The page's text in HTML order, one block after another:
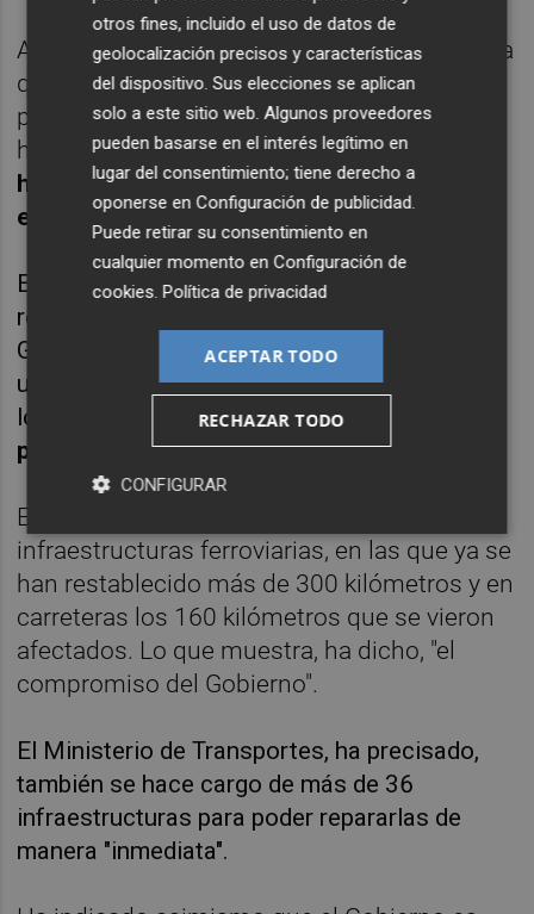
Asimismo ha hecho referencia a la moratoria
que se ha aprobado a los pagos de los
préstamos, bien personales, bien
hipotecarios, que "en el tejido productivo
hemos cuantificado en 600 millones de
euros de liquidez".
El ministro ha hecho referencia a los tres
reales decretos leyes que ha aprobado el
Gobierno el 5, el 11 y el 28 de noviembre por
un importe de ayudas de 16.600 millones, de
los que
más de 8.500 millones son a fondo
perdido
En ese sentido se ha referido también a las
infraestructuras ferroviarias, en las que ya se
han restablecido más de 300 kilómetros y en
carreteras los 160 kilómetros que se vieron
afectados. Lo que muestra, ha dicho, "el
compromiso del Gobierno".
El Ministerio de Transportes, ha precisado,
también se hace cargo de más de 36
infraestructuras para poder repararlas de
manera "inmediata".
otros fines, incluido el uso de datos de
geolocalización precisos y características
del dispositivo. Sus elecciones se aplican
solo a este sitio web. Algunos proveedores
pueden basarse en el interés legítimo en
lugar del consentimiento; tiene derecho a
oponerse enConfiguración de publicidad.
Puede retirar su consentimiento en
cualquier momento enConfiguración de
cookies.Política de privacidad
ACEPTAR TODO
RECHAZAR TODO
CONFIGURAR